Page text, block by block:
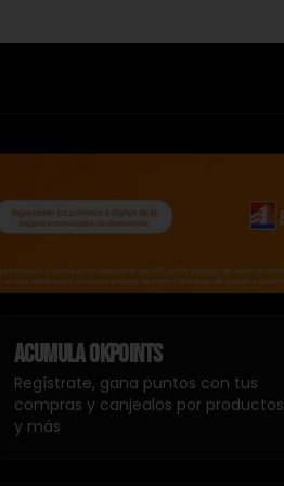
AcumulaOkpoints
Regístrate, gana puntos con tus
compras y canjealos por productos
y más